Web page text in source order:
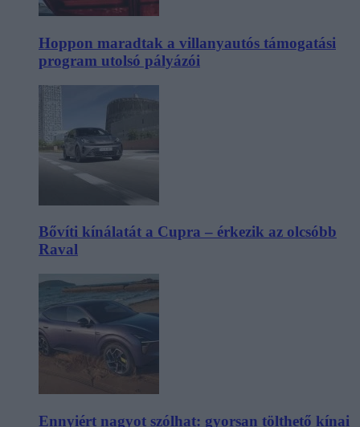
Hoppon maradtak a villanyautós támogatási
program utolsó pályázói
Bővíti kínálatát a Cupra – érkezik az olcsóbb
Raval
Ennyiért nagyot szólhat: gyorsan tölthető kínai